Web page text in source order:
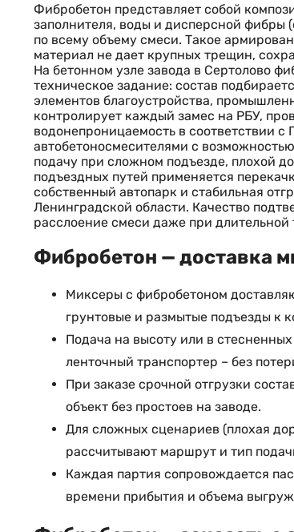
Фибробетон представляет собой
заполнителя, воды и дисперсной фибры
по всему объему смеси. Такое
материал не дает крупных трещин,
На бетонном узле завода в Сертолово
техническое задание: состав
элементов благоустройства,
контролирует каждый замес на РБУ,
водонепроницаемость в соответствии
автобетоносмесителями с
подачу при сложном подъезде, плохой
подъездных путей применяется
собственный автопарк и стабильная
Ленинградской области. Качество
расслоение смеси даже при длительной
Фибробетон — доставка
Миксеры с фибробетоном
грунтовые и размытые подъезды к
Подача на высоту или в
ленточный транспортер – без
При заказе срочной отгрузки
объект без простоев на заводе.
Для сложных сценариев (плохая
рассчитывают маршрут и тип
Каждая партия сопровождается
времени прибытия и объема